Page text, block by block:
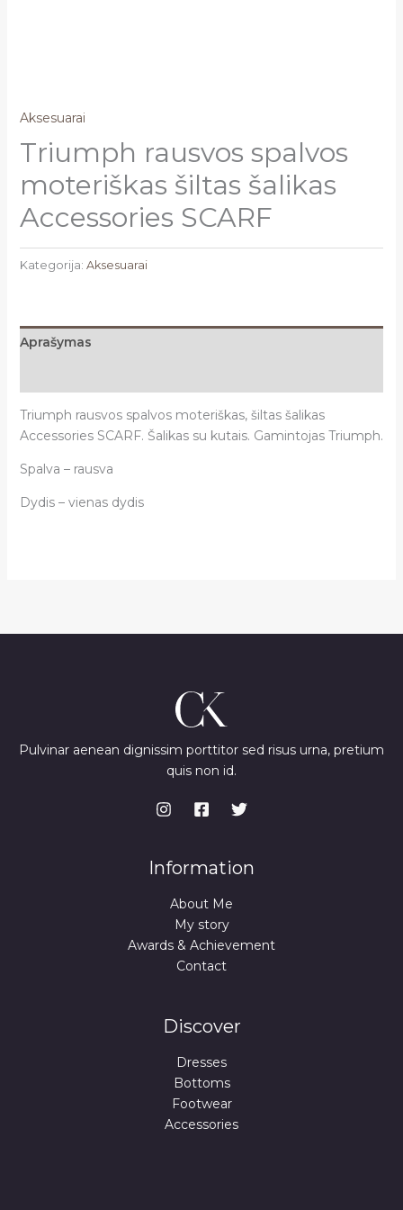
Aksesuarai
Triumph rausvos spalvos
moteriškas šiltas šalikas
Accessories SCARF
Kategorija: Aksesuarai
Aprašymas
Triumph rausvos spalvos moteriškas, šiltas šalikas
Accessories SCARF. Šalikas su kutais. Gamintojas Triumph.
Spalva – rausva
Dydis – vienas dydis
Pulvinar aenean dignissim porttitor sed risus urna, pretium
quis non id.
Information
About Me
My story
Awards & Achievement
Contact
Discover
Dresses
Bottoms
Footwear
Accessories